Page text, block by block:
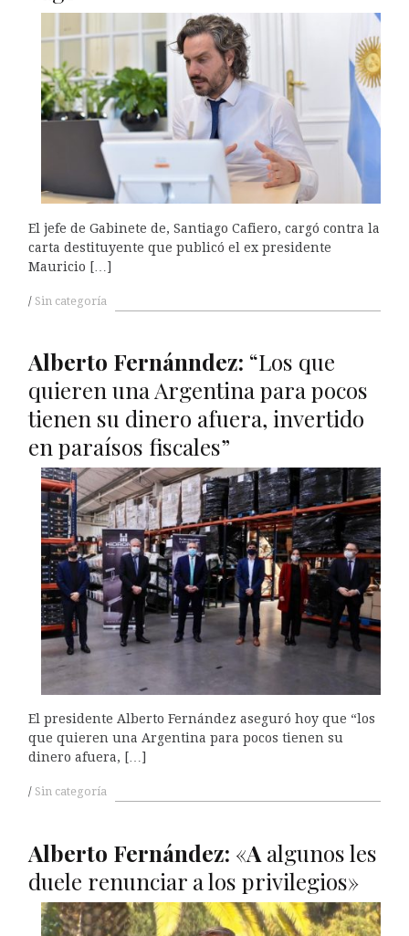
El jefe de Gabinete de, Santiago Cafiero, cargó contra la
carta destituyente que publicó el ex presidente
Mauricio […]
Sin categoría
Alberto Fernánndez: “Los que
quieren una Argentina para pocos
tienen su dinero afuera, invertido
en paraísos fiscales”
El presidente Alberto Fernández aseguró hoy que “los
que quieren una Argentina para pocos tienen su
dinero afuera, […]
Sin categoría
Alberto Fernández: «A algunos les
duele renunciar a los privilegios»